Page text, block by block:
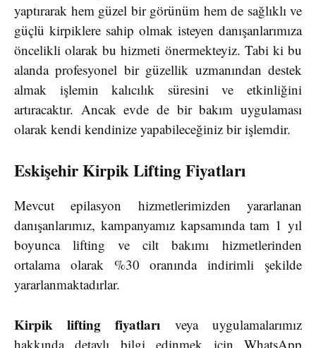
yaptırarak hem güzel bir görünüm hem de sağlıklı ve
güçlü kirpiklere sahip olmak isteyen danışanlarımıza
öncelikli olarak bu hizmeti önermekteyiz. Tabi ki bu
alanda profesyonel bir güzellik uzmanından destek
almak işlemin kalıcılık süresini ve etkinliğini
artıracaktır. Ancak evde de bir bakım uygulaması
olarak kendi kendinize yapabileceğiniz bir işlemdir.
Eskişehir Kirpik Lifting Fiyatları
Mevcut epilasyon hizmetlerimizden yararlanan
danışanlarımız, kampanyamız kapsamında tam 1 yıl
boyunca lifting ve cilt bakımı hizmetlerinden
ortalama olarak %30 oranında indirimli şekilde
yararlanmaktadırlar.
Kirpik lifting fiyatları veya uygulamalarımız
hakkında detaylı bilgi edinmek için WhatsApp